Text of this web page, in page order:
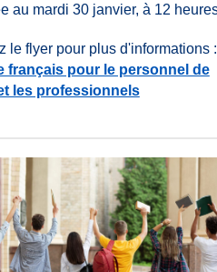
au mardi 30 janvier, à 12
le flyer pour plus d'informations :
français pour le personnel de
les professionnels